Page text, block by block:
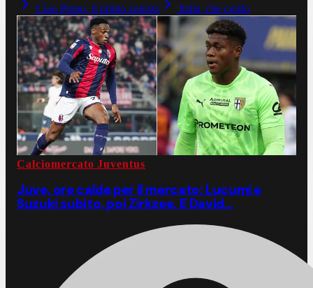
Ciao Pippo, il primo zonista
Italia, che crollo
Calciomercato Juventus
Juve, ore calde per il mercato: Lucumi e
Suzuki subito, poi Zirkzee. E David…